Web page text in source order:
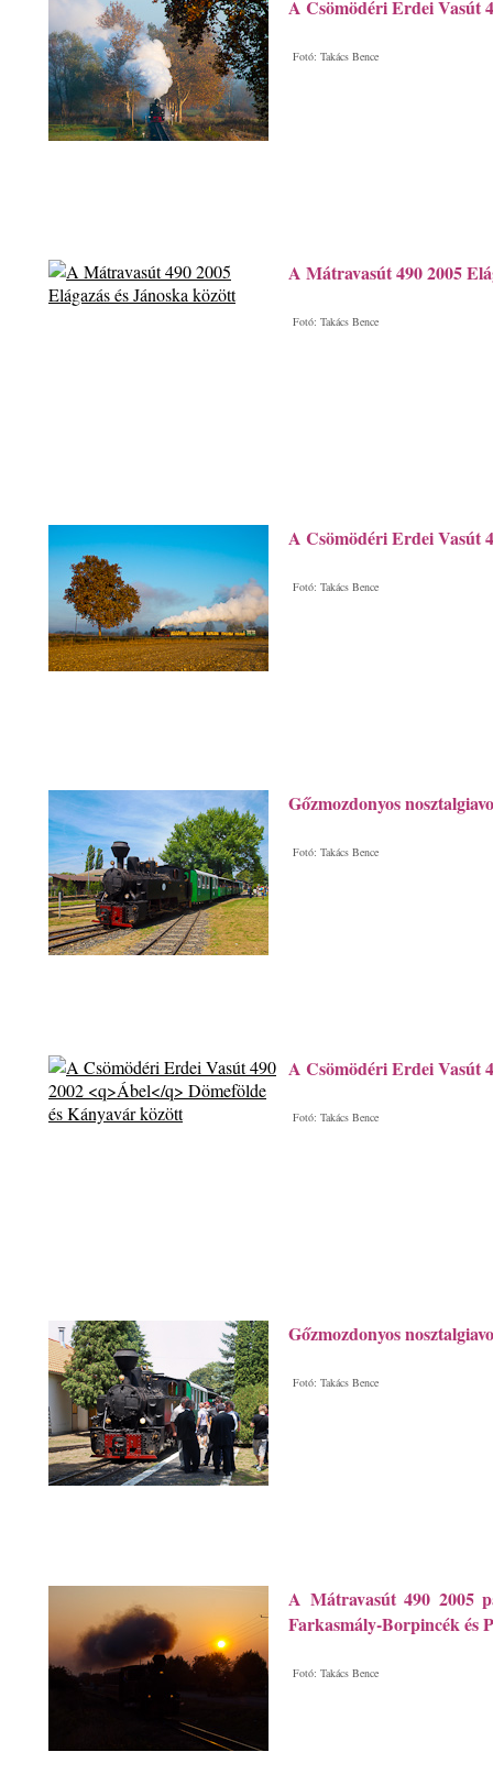
A Csömödéri Erdei Vasút
Fotó: Takács Bence
A Mátravasút 490 2005
Fotó: Takács Bence
A Csömödéri Erdei Vasút
Fotó: Takács Bence
Gőzmozdonyos
Fotó: Takács Bence
A Csömödéri Erdei Vasút
Fotó: Takács Bence
Gőzmozdonyos
Fotó: Takács Bence
A Mátravasút 490 2005
Farkasmály-Borpincék és
Fotó: Takács Bence